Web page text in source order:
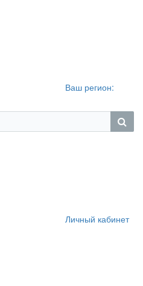
Ваш регион:
Личный кабинет